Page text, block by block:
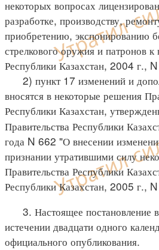
некоторых вопросах
разработке, производству,
приобретению, экспонированию
стрелкового оружия и патронов
Республики Казахстан, 2004 г.,
2) пункт 17 изменений и
вносятся в некоторые решения
Республики Казахстан,
Правительства Республики
года N 662 "О внесении
признании утратившими силу
Правительства Республики
Республики Казахстан, 2005 г.,
3. Настоящее постановление
истечении двадцати одного
официального опубликования.